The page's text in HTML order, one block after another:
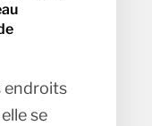
endroits
se